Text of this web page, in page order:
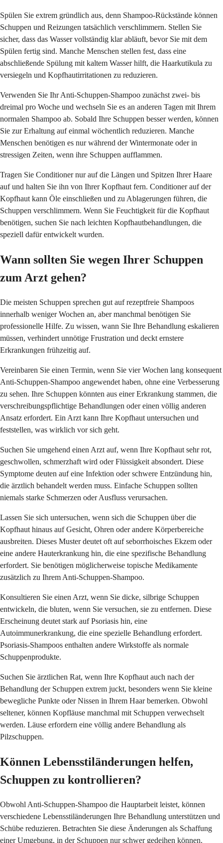
Spülen Sie extrem gründlich aus, denn Shampoo-Rückstände können
Schuppen und Reizungen tatsächlich verschlimmern. Stellen Sie
sicher, dass das Wasser vollständig klar abläuft, bevor Sie mit dem
Spülen fertig sind. Manche Menschen stellen fest, dass eine
abschließende Spülung mit kaltem Wasser hilft, die Haarkutikula zu
versiegeln und Kopfhautirritationen zu reduzieren.
Verwenden Sie Ihr Anti-Schuppen-Shampoo zunächst zwei- bis
dreimal pro Woche und wechseln Sie es an anderen Tagen mit Ihrem
normalen Shampoo ab. Sobald Ihre Schuppen besser werden, können
Sie zur Erhaltung auf einmal wöchentlich reduzieren. Manche
Menschen benötigen es nur während der Wintermonate oder in
stressigen Zeiten, wenn ihre Schuppen aufflammen.
Tragen Sie Conditioner nur auf die Längen und Spitzen Ihrer Haare
auf und halten Sie ihn von Ihrer Kopfhaut fern. Conditioner auf der
Kopfhaut kann Öle einschließen und zu Ablagerungen führen, die
Schuppen verschlimmern. Wenn Sie Feuchtigkeit für die Kopfhaut
benötigen, suchen Sie nach leichten Kopfhautbehandlungen, die
speziell dafür entwickelt wurden.
Wann sollten Sie wegen Ihrer Schuppen
zum Arzt gehen?
Die meisten Schuppen sprechen gut auf rezeptfreie Shampoos
innerhalb weniger Wochen an, aber manchmal benötigen Sie
professionelle Hilfe. Zu wissen, wann Sie Ihre Behandlung eskalieren
müssen, verhindert unnötige Frustration und deckt ernstere
Erkrankungen frühzeitig auf.
Vereinbaren Sie einen Termin, wenn Sie vier Wochen lang konsequent
Anti-Schuppen-Shampoo angewendet haben, ohne eine Verbesserung
zu sehen. Ihre Schuppen könnten aus einer Erkrankung stammen, die
verschreibungspflichtige Behandlungen oder einen völlig anderen
Ansatz erfordert. Ein Arzt kann Ihre Kopfhaut untersuchen und
feststellen, was wirklich vor sich geht.
Suchen Sie umgehend einen Arzt auf, wenn Ihre Kopfhaut sehr rot,
geschwollen, schmerzhaft wird oder Flüssigkeit absondert. Diese
Symptome deuten auf eine Infektion oder schwere Entzündung hin,
die ärztlich behandelt werden muss. Einfache Schuppen sollten
niemals starke Schmerzen oder Ausfluss verursachen.
Lassen Sie sich untersuchen, wenn sich die Schuppen über die
Kopfhaut hinaus auf Gesicht, Ohren oder andere Körperbereiche
ausbreiten. Dieses Muster deutet oft auf seborrhoisches Ekzem oder
eine andere Hauterkrankung hin, die eine spezifische Behandlung
erfordert. Sie benötigen möglicherweise topische Medikamente
zusätzlich zu Ihrem Anti-Schuppen-Shampoo.
Konsultieren Sie einen Arzt, wenn Sie dicke, silbrige Schuppen
entwickeln, die bluten, wenn Sie versuchen, sie zu entfernen. Diese
Erscheinung deutet stark auf Psoriasis hin, eine
Autoimmunerkrankung, die eine spezielle Behandlung erfordert.
Psoriasis-Shampoos enthalten andere Wirkstoffe als normale
Schuppenprodukte.
Suchen Sie ärztlichen Rat, wenn Ihre Kopfhaut auch nach der
Behandlung der Schuppen extrem juckt, besonders wenn Sie kleine
bewegliche Punkte oder Nissen in Ihrem Haar bemerken. Obwohl
seltener, können Kopfläuse manchmal mit Schuppen verwechselt
werden. Läuse erfordern eine völlig andere Behandlung als
Pilzschuppen.
Können Lebensstiländerungen helfen,
Schuppen zu kontrollieren?
Obwohl Anti-Schuppen-Shampoo die Hauptarbeit leistet, können
verschiedene Lebensstiländerungen Ihre Behandlung unterstützen und
Schübe reduzieren. Betrachten Sie diese Änderungen als Schaffung
einer Umgebung, in der Schuppen nur schwer gedeihen können.